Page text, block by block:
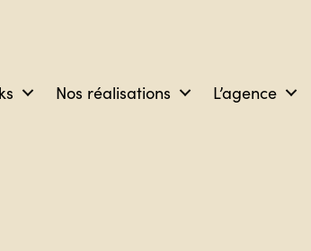
Nos réalisations L’agence